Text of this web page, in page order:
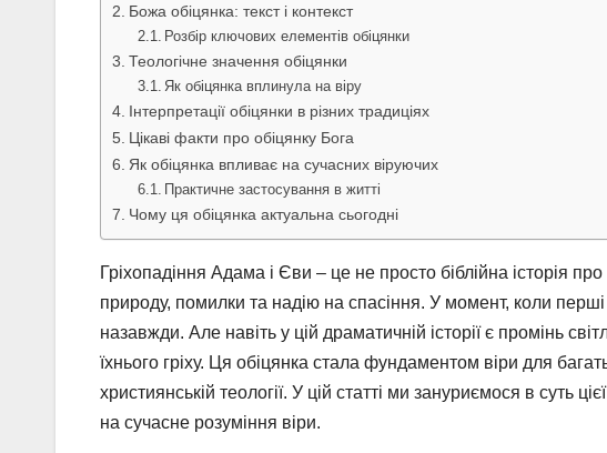
Божа обіцянка: текст і контекст
Розбір ключових елементів обіцянки
Теологічне значення обіцянки
Як обіцянка вплинула на віру
Інтерпретації обіцянки в різних традиціях
Цікаві факти про обіцянку Бога
Як обіцянка впливає на сучасних віруючих
Практичне застосування в житті
Чому ця обіцянка актуальна сьогодні
Гріхопадіння Адама і Єви – це не просто біблійна історія
природу, помилки та надію на спасіння. У момент, коли
назавжди. Але навіть у цій драматичній історії є промінь
їхнього гріху. Ця обіцянка стала фундаментом віри для
християнській теології. У цій статті ми зануриємося в суть
на сучасне розуміння віри.